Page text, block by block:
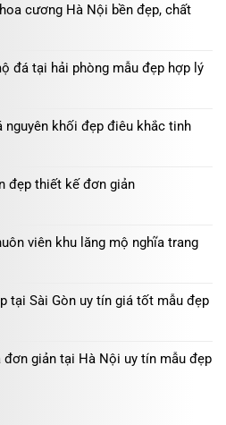
cương Hà Nội bền đẹp, chất
đá tại hải phòng mẫu đẹp hợp lý
nguyên khối đẹp điêu khắc tinh
đẹp thiết kế đơn giản
viên khu lăng mộ nghĩa trang
tại Sài Gòn uy tín giá tốt mẫu đẹp
giản tại Hà Nội uy tín mẫu đẹp